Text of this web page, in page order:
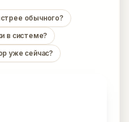
обычного?
в системе?
уже сейчас?